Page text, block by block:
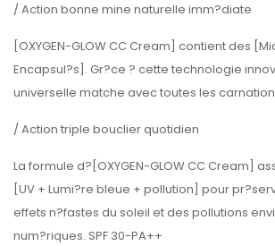
/ Action bonne mine naturelle imm?diate
[OXYGEN-GLOW CC Cream] contient des
Encapsul?s]. Gr?ce ? cette technologie
universelle matche avec toutes les
/ Action triple bouclier quotidien
La formule d?[OXYGEN-GLOW CC Cream]
[UV + Lumi?re bleue + pollution] pour
effets n?fastes du soleil et des pollutions
num?riques. SPF 30-PA++